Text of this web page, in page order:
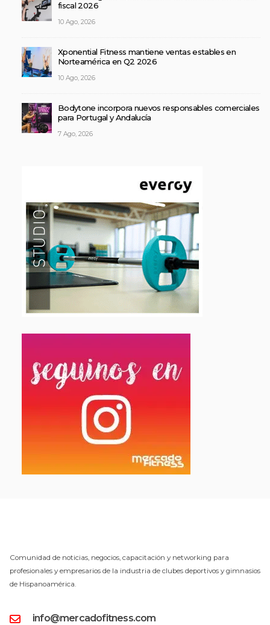
fiscal 2026
10 Ago, 2026
Xponential Fitness mantiene ventas estables en
Norteamérica en Q2 2026
10 Ago, 2026
Bodytone incorpora nuevos responsables comerciales
para Portugal y Andalucía
7 Ago, 2026
Comunidad de noticias, negocios, capacitación y networking para
profesionales y empresarios de la industria de clubes deportivos y gimnasios
de Hispanoamérica.
info@mercadofitness.com